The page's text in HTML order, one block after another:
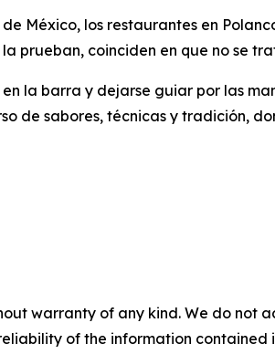
México, los restaurantes en
prueban, coinciden en que no se
la barra y dejarse guiar por las
de sabores, técnicas y tradición,
warranty of any kind. We do
of the information